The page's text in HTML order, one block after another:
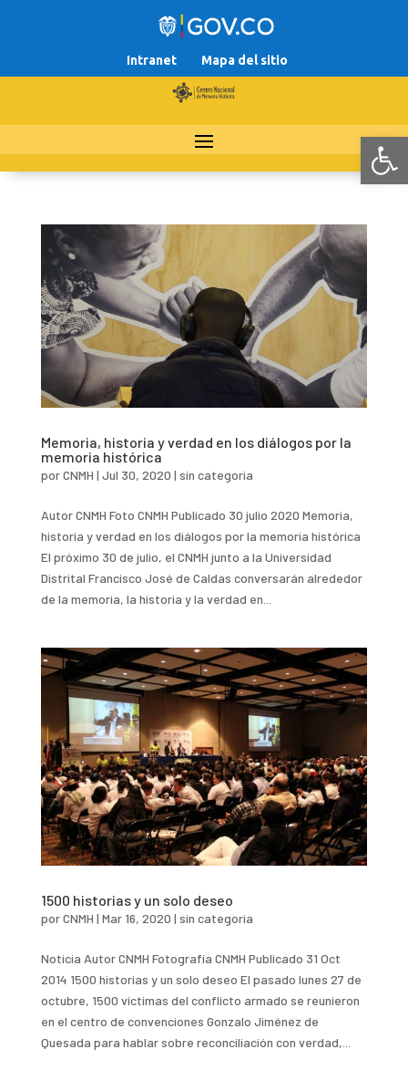
Intranet Mapa del sitio
Memoria, historia y verdad en los diálogos por la
memoria histórica
porCNMH | Jul 30, 2020 | sin categoria
Autor CNMH Foto CNMH Publicado 30 julio 2020 Memoria,
historia y verdad en los diálogos por la memoria histórica
El próximo 30 de julio, el CNMH junto a la Universidad
Distrital Francisco José de Caldas conversarán alrededor
de la memoria, la historia y la verdad en...
1500 historias y un solo deseo
porCNMH | Mar 16, 2020 | sin categoria
Noticia Autor CNMH Fotografía CNMH Publicado 31 Oct
2014 1500 historias y un solo deseo El pasado lunes 27 de
octubre, 1500 víctimas del conflicto armado se reunieron
en el centro de convenciones Gonzalo Jiménez de
Quesada para hablar sobre reconciliación con verdad,...